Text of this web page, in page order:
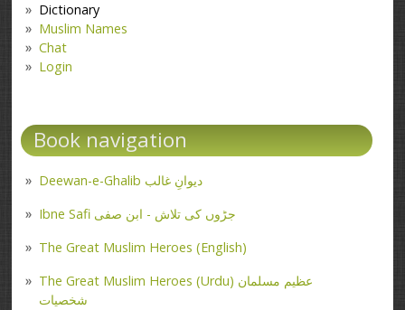
Dictionary
Muslim Names
Chat
Login
Book navigation
Deewan-e-Ghalib دیوانِ غالب
Ibne Safi جڑوں کی تلاش - ابن صفی
The Great Muslim Heroes (English)
The Great Muslim Heroes (Urdu) عظیم مسلمان
شخصیات